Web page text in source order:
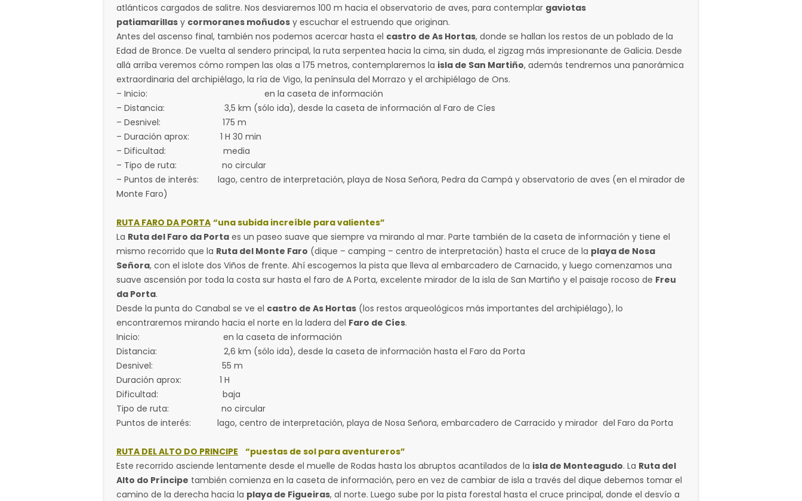
atlánticos cargados de salitre. Nos desviaremos 100 m hacia el observatorio de aves, para contemplar gaviotas
patiamarillas y cormoranes moñudos y escuchar el estruendo que originan.
Antes del ascenso final, también nos podemos acercar hasta el castro de As Hortas, donde se hallan los restos de un poblado de la
Edad de Bronce. De vuelta al sendero principal, la ruta serpentea hacia la cima, sin duda, el zigzag más impresionante de Galicia. Desde
allá arriba veremos cómo rompen las olas a 175 metros, contemplaremos la isla de San Martiño, además tendremos una panorámica
extraordinaria del archipiélago, la ría de Vigo, la península del Morrazo y el archipiélago de Ons.
– Inicio: en la caseta de información
– Distancia: 3,5 km (sólo ida), desde la caseta de información al Faro de Cíes
– Desnivel: 175 m
– Duración aprox: 1 H 30 min
– Dificultad: media
– Tipo de ruta: no circular
– Puntos de interés: lago, centro de interpretación, playa de Nosa Señora, Pedra da Campá y observatorio de aves (en el mirador de
Monte Faro)
RUTA FARO DA PORTA “una subida increíble para valientes”
La Ruta del Faro da Porta es un paseo suave que siempre va mirando al mar. Parte también de la caseta de información y tiene el
mismo recorrido que la Ruta del Monte Faro (dique – camping – centro de interpretación) hasta el cruce de la playa de Nosa
Señora, con el islote dos Viños de frente. Ahí escogemos la pista que lleva al embarcadero de Carnacido, y luego comenzamos una
suave ascensión por toda la costa sur hasta el faro de A Porta, excelente mirador de la isla de San Martiño y el paisaje rocoso de Freu
da Porta.
Desde la punta do Canabal se ve el castro de As Hortas (los restos arqueológicos más importantes del archipiélago), lo
encontraremos mirando hacia el norte en la ladera del Faro de Cíes.
Inicio: en la caseta de información
Distancia: 2,6 km (sólo ida), desde la caseta de información hasta el Faro da Porta
Desnivel: 55 m
Duración aprox: 1 H
Dificultad: baja
Tipo de ruta: no circular
Puntos de interés: lago, centro de interpretación, playa de Nosa Señora, embarcadero de Carracido y mirador del Faro da Porta
RUTA DEL ALTO DO PRINCIPE “puestas de sol para aventureros”
Este recorrido asciende lentamente desde el muelle de Rodas hasta los abruptos acantilados de la isla de Monteagudo. La Ruta del
Alto do Príncipe también comienza en la caseta de información, pero en vez de cambiar de isla a través del dique debemos tomar el
camino de la derecha hacia la playa de Figueiras, al norte. Luego sube por la pista forestal hasta el cruce principal, donde el desvío a